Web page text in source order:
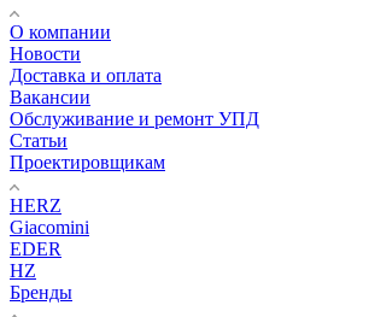
О компании
Новости
Доставка и оплата
Вакансии
Обслуживание и ремонт УПД
Статьи
Проектировщикам
HERZ
Giacomini
EDER
HZ
Бренды